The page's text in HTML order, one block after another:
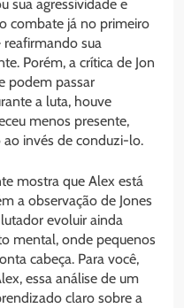
sua agressividade e
combate já no primeiro
sua
Porém, a crítica de Jon
podem passar
a luta, houve
menos presente,
invés de conduzi-lo.
mostra que Alex está
a observação de Jones
evoluir ainda
mental, onde pequenos
cabeça. Para você,
essa análise de um
claro sobre a